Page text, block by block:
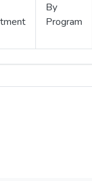
By
Program